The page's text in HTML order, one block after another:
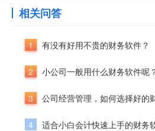
相关问答
1 有没有好用不贵的财务软件？
2 小公司一般用什么财务软件呢
3 公司经营管理，如何选择好的
4 适合小白会计快速上手的财务